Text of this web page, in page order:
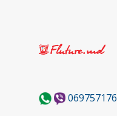
069757176